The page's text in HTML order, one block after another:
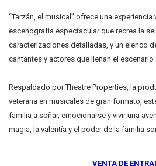
“Tarzán, el musical” ofrece una
escenografía espectacular que recrea la
caracterizaciones detalladas, y un elenco
cantantes y actores que llenan el
Respaldado por Theatre Properties, la
veterana en musicales de gran formato,
familia a soñar, emocionarse y vivir una
magia, la valentía y el poder de la familia
VENTA DE